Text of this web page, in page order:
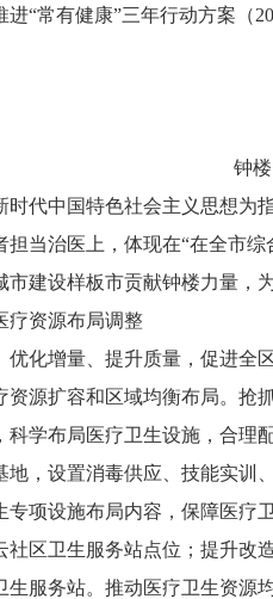
进“常有健康”三年行动方案（
钟
时代中国特色社会主义思想为
当治医上， 体现在“在全市综
市建设样板市贡献钟楼力量，
疗资源布局调整
优化增量、提升质量，促进全
资源扩容和区域均衡布局。 抢
科学布局医疗卫生设施，合理
地，设置消毒供应、技能实训
专项设施布局内容，保障医疗
社区卫生服务站点位；提升改
生服务站。推动医疗卫生资源